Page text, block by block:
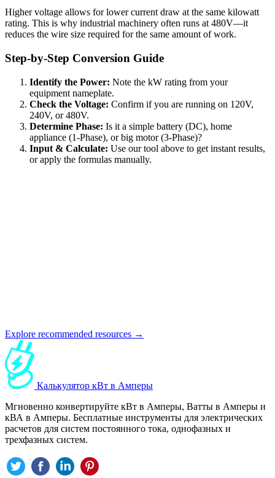
Higher voltage allows for lower current draw at the same kilowatt
rating. This is why industrial machinery often runs at 480V—it
reduces the wire size required for the same amount of work.
Step-by-Step Conversion Guide
Identify the Power: Note the kW rating from your
equipment nameplate.
Check the Voltage: Confirm if you are running on 120V,
240V, or 480V.
Determine Phase: Is it a simple battery (DC), home
appliance (1-Phase), or big motor (3-Phase)?
Input & Calculate: Use our tool above to get instant results,
or apply the formulas manually.
Explore recommended resources →
Калькулятор кВт в Амперы
Мгновенно конвертируйте кВт в Амперы, Ватты в Амперы и
кВА в Амперы. Бесплатные инструменты для электрических
расчетов для систем постоянного тока, однофазных и
трехфазных систем.